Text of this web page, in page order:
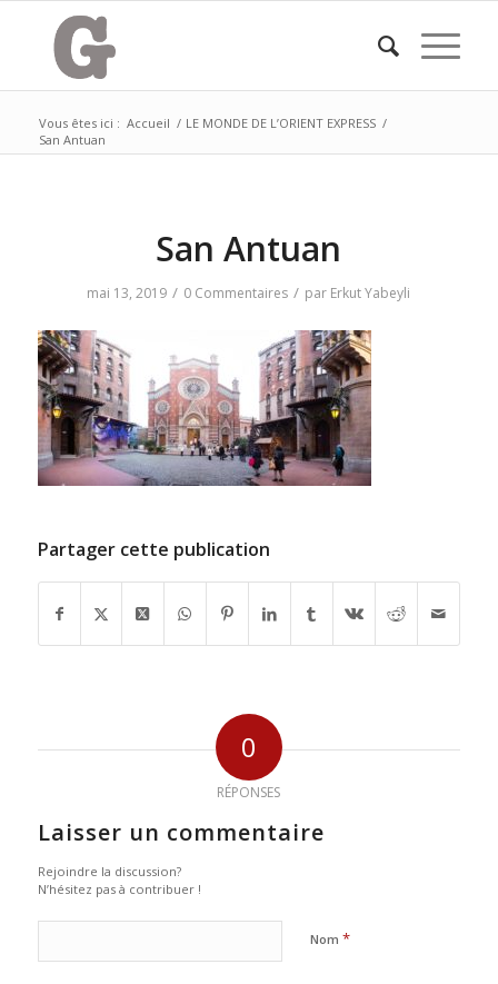
Vous êtes ici : Accueil / LE MONDE DE L’ORIENT EXPRESS /
San Antuan
San Antuan
mai 13, 2019 / 0 Commentaires / par Erkut Yabeyli
Partager cette publication
0
RÉPONSES
Laisser un commentaire
Rejoindre la discussion?
N’hésitez pas à contribuer !
Nom *